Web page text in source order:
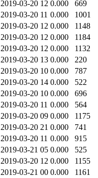
2019-03-20 12 0.000
669
2019-03-20 11 0.000
1001
2019-03-20 12 0.000
1148
2019-03-20 12 0.000
1184
2019-03-20 12 0.000
1132
2019-03-20 13 0.000
220
2019-03-20 10 0.000
787
2019-03-20 14 0.000
522
2019-03-20 10 0.000
696
2019-03-20 11 0.000
564
2019-03-20 09 0.000
1175
2019-03-20 21 0.000
741
2019-03-20 11 0.000
915
2019-03-21 05 0.000
525
2019-03-20 12 0.000
1155
2019-03-21 00 0.000
1161